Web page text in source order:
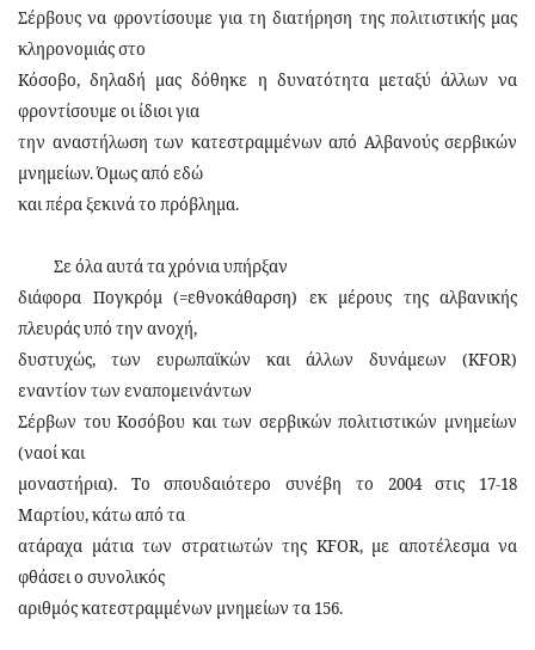
Σέρβους να φροντίσουμε για τη διατήρηση της πολιτιστικής μας
κληρονομιάς στο
Κόσοβο, δηλαδή μας δόθηκε η δυνατότητα μεταξύ άλλων να
φροντίσουμε οι ίδιοι για
την αναστήλωση των κατεστραμμένων από Αλβανούς σερβικών
μνημείων. Όμως από εδώ
και πέρα ξεκινά το πρόβλημα.
Σε όλα αυτά τα χρόνια υπήρξαν
διάφορα Πογκρόμ (=εθνοκάθαρση) εκ μέρους της αλβανικής
πλευράς υπό την ανοχή,
δυστυχώς, των ευρωπαϊκών και άλλων δυνάμεων (ΚFOR)
εναντίον των εναπομεινάντων
Σέρβων του Κοσόβου και των σερβικών πολιτιστικών μνημείων
(ναοί και
μοναστήρια). Το σπουδαιότερο συνέβη το 2004 στις 17-18
Μαρτίου, κάτω από τα
ατάραχα μάτια των στρατιωτών της ΚFΟR, με αποτέλεσμα να
φθάσει ο συνολικός
αριθμός κατεστραμμένων μνημείων τα 156.